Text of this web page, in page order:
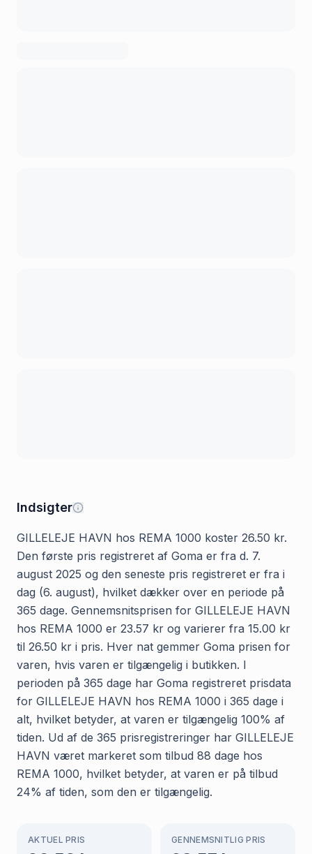
Indsigter
GILLELEJE HAVN hos REMA 1000 koster 26.50 kr.
Den første pris registreret af Goma er fra d. 7.
august 2025 og den seneste pris registreret er fra i
dag (6. august), hvilket dækker over en periode på
365 dage. Gennemsnitsprisen for GILLELEJE HAVN
hos REMA 1000 er 23.57 kr og varierer fra 15.00 kr
til 26.50 kr i pris. Hver nat gemmer Goma prisen for
varen, hvis varen er tilgængelig i butikken. I
perioden på 365 dage har Goma registreret prisdata
for GILLELEJE HAVN hos REMA 1000 i 365 dage i
alt, hvilket betyder, at varen er tilgængelig 100% af
tiden. Ud af de 365 prisregistreringer har GILLELEJE
HAVN været markeret som tilbud 88 dage hos
REMA 1000, hvilket betyder, at varen er på tilbud
24% af tiden, som den er tilgængelig.
AKTUEL PRIS GENNEMSNITLIG PRIS